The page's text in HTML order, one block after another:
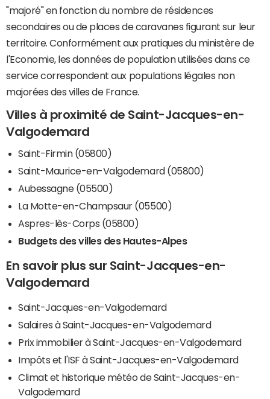
"majoré" en fonction du nombre de résidences
secondaires ou de places de caravanes figurant sur leur
territoire. Conformément aux pratiques du ministère de
l'Economie, les données de population utilisées dans ce
service correspondent aux populations légales non
majorées des villes de France.
Villes à proximité de Saint-Jacques-en-
Valgodemard
Saint-Firmin (05800)
Saint-Maurice-en-Valgodemard (05800)
Aubessagne (05500)
La Motte-en-Champsaur (05500)
Aspres-lès-Corps (05800)
Budgets des villes des Hautes-Alpes
En savoir plus sur Saint-Jacques-en-
Valgodemard
Saint-Jacques-en-Valgodemard
Salaires à Saint-Jacques-en-Valgodemard
Prix immobilier à Saint-Jacques-en-Valgodemard
Impôts et l'ISF à Saint-Jacques-en-Valgodemard
Climat et historique météo de Saint-Jacques-en-
Valgodemard